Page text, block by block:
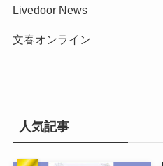
Livedoor News
文春オンライン
人気記事